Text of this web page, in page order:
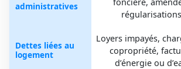
administratives
régularisations
Dettes liées au
logement
Loyers impayés,
copropriété,
d’énergie ou